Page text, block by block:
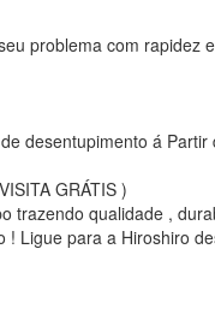
problema com rapidez
desentupimento á
GRÁTIS )
trazendo qualidade ,
Ligue para a Hiroshiro